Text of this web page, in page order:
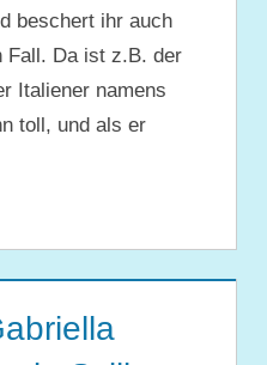
beschert ihr auch
Fall. Da ist z.B. der
Italiener namens
toll, und als er